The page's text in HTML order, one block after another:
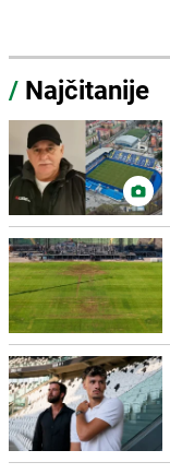
/ Najčitanije